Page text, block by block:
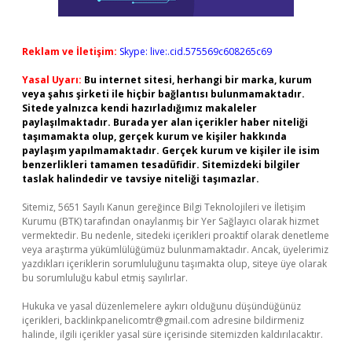
Reklam ve İletişim: Skype: live:.cid.575569c608265c69
Yasal Uyarı: Bu internet sitesi, herhangi bir marka, kurum
veya şahıs şirketi ile hiçbir bağlantısı bulunmamaktadır.
Sitede yalnızca kendi hazırladığımız makaleler
paylaşılmaktadır. Burada yer alan içerikler haber niteliği
taşımamakta olup, gerçek kurum ve kişiler hakkında
paylaşım yapılmamaktadır. Gerçek kurum ve kişiler ile isim
benzerlikleri tamamen tesadüfidir. Sitemizdeki bilgiler
taslak halindedir ve tavsiye niteliği taşımazlar.
Sitemiz, 5651 Sayılı Kanun gereğince Bilgi Teknolojileri ve İletişim
Kurumu (BTK) tarafından onaylanmış bir Yer Sağlayıcı olarak hizmet
vermektedir. Bu nedenle, sitedeki içerikleri proaktif olarak denetleme
veya araştırma yükümlülüğümüz bulunmamaktadır. Ancak, üyelerimiz
yazdıkları içeriklerin sorumluluğunu taşımakta olup, siteye üye olarak
bu sorumluluğu kabul etmiş sayılırlar.
Hukuka ve yasal düzenlemelere aykırı olduğunu düşündüğünüz
içerikleri, backlinkpanelicomtr@gmail.com adresine bildirmeniz
halinde, ilgili içerikler yasal süre içerisinde sitemizden kaldırılacaktır.